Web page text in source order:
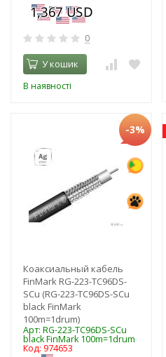
0
У кошик
В наявності
-3%
Коаксиальный кабель
FinMark RG-223-TC96DS-
SCu (RG-223-TC96DS-SCu
black FinMark
100m=1drum)
Арт: RG-223-TC96DS-SCu
black FinMark 100m=1drum
Код: 974653